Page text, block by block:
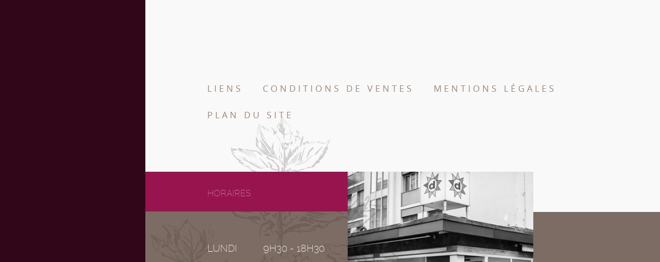
LIENS CONDITIONS DE VENTES MENTIONS LÉGALES
PLAN DU SITE
HORAIRES
LUNDI 9H30 - 18H30